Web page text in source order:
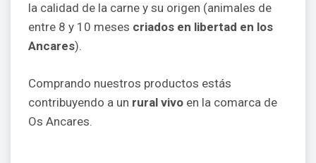
la calidad de la carne y su origen (animales de
entre 8 y 10 meses criados en libertad en los
Ancares).
Comprando nuestros productos estás
contribuyendo a un rural vivo en la comarca de
Os Ancares.